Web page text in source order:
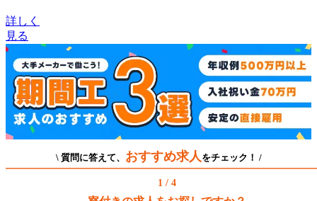
詳しく
見る
\ 質問に答えて、 おすすめ求人 をチェック！ /
1 / 4